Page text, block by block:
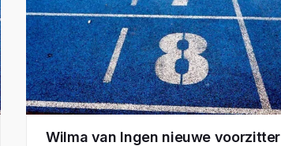
Wilma van Ingen nieuwe voorzitter